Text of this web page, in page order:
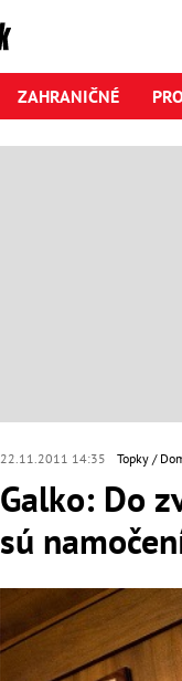
ZAHRANIČNÉ
22.11.2011 14:35 Topky
Galko: Do
sú